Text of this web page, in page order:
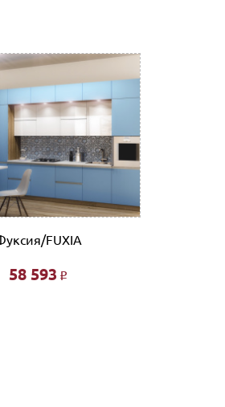
Ваш интернет или
транспортной
FUXIA
58 593 Р